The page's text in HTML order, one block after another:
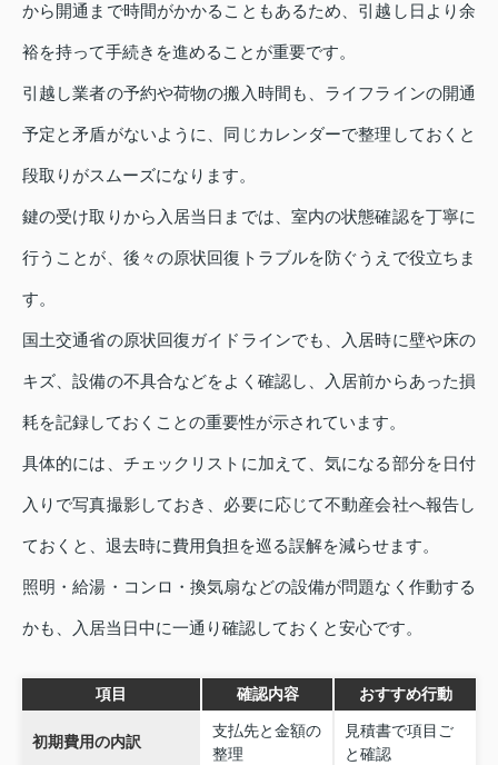
から開通まで時間がかかることもあるため、引越し日より余
裕を持って手続きを進めることが重要です。
引越し業者の予約や荷物の搬入時間も、ライフラインの開通
予定と矛盾がないように、同じカレンダーで整理しておくと
段取りがスムーズになります。
鍵の受け取りから入居当日までは、室内の状態確認を丁寧に
行うことが、後々の原状回復トラブルを防ぐうえで役立ちま
す。
国土交通省の原状回復ガイドラインでも、入居時に壁や床の
キズ、設備の不具合などをよく確認し、入居前からあった損
耗を記録しておくことの重要性が示されています。
具体的には、チェックリストに加えて、気になる部分を日付
入りで写真撮影しておき、必要に応じて不動産会社へ報告し
ておくと、退去時に費用負担を巡る誤解を減らせます。
照明・給湯・コンロ・換気扇などの設備が問題なく作動する
かも、入居当日中に一通り確認しておくと安心です。
項目 確認内容 おすすめ行動
初期費用の内訳
支払先と金額の
整理
見積書で項目ご
と確認